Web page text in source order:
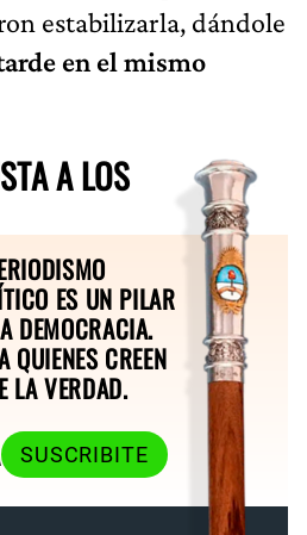
estabilizarla, dándole
en el mismo
A LOS
ES UN PILAR
DEMOCRACIA.
QUIENES CREEN
LA VERDAD.
SUSCRIBITE